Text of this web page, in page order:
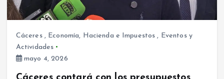
Cáceres, Economía, Hacienda e Impuestos , Eventos y
Actividades
mayo 4, 2026